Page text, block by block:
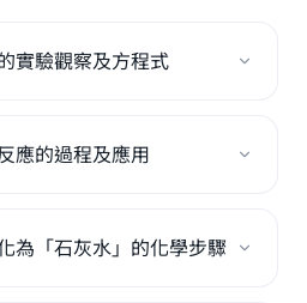
實驗觀察及方程式
應的過程及應用
為「石灰水」的化學步驟